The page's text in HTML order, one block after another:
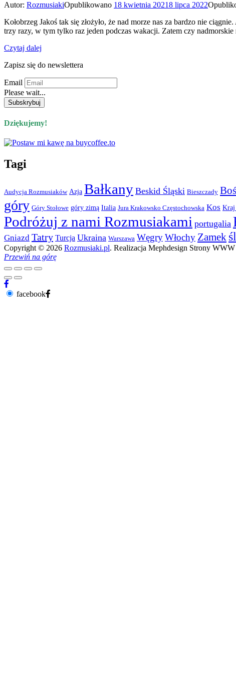
Autor: RozmusiakiOpublikowano 18 kwietnia 20218 lipca 2022
Kołobrzeg Jakoś tak się złożyło, że nad morze nas za bardzo nie
trzy razy, w tym tylko raz jeden podczas wakacji. Zatem czy
Czytaj dalej
Zapisz się do newslettera
Email
Please wait...
Dziękujemy!
Tagi
Audycja Rozmusiaków Azja Bałkany Beskid Śląski Bieszczady
góry Góry Stołowe góry zimą Italia Jura Krakowsko Częstochowska Kos Kraj
Podróżuj z nami Rozmusiakami portugalia
Gniazd Tatry Turcja Ukraina Warszawa WęgryWłochy Zamek
Copyright © 2026 Rozmusiaki.pl. Realizacja Mephdesign Strony WWW
Przewiń na górę
facebook